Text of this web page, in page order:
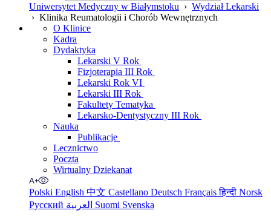
Uniwersytet Medyczny w Białymstoku › Wydział Lekarski
› Klinika Reumatologii i Chorób Wewnętrznych
O Klinice
Kadra
Dydaktyka
Lekarski V Rok
Fizjoterapia III Rok
Lekarski Rok VI
Lekarski III Rok
Fakultety Tematyka
Lekarsko-Dentystyczny III Rok
Nauka
Publikacje
Lecznictwo
Poczta
Wirtualny Dziekanat
Polski English 中文 Castellano Deutsch Françaisहिन्दी Norsk
Русский
Suomi Svenska